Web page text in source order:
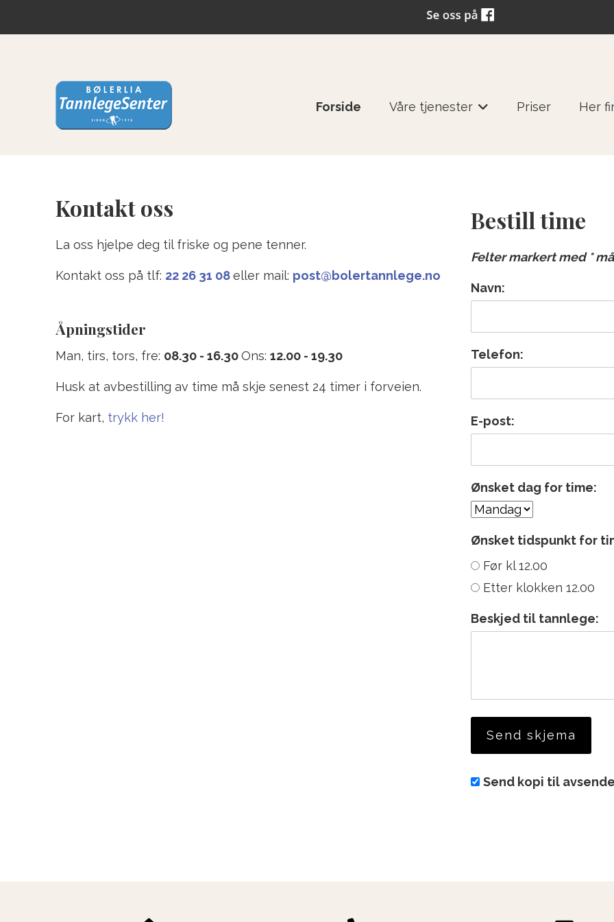
Forside Våre tjenester Priser Her
Kontakt oss
La oss hjelpe deg til friske og pene tenner.
Kontakt oss på tlf: 22 26 31 08 eller mail: post@bolertannlege.no
Åpningstider
Man, tirs, tors, fre: 08.30 - 16.30 Ons: 12.00 - 19.30
Husk at avbestilling av time må skje senest 24 timer i forveien.
For kart, trykk her!
Bestill time
Felter markert med *
Navn:
Telefon:
E-post:
Ønsket dag for time:
Ønsket tidspunkt for
Før kl 12.00
Etter klokken 12.00
Beskjed til tannlege:
Send kopi til